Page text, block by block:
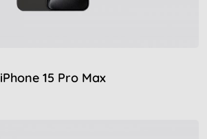
iPhone 15 Pro Max